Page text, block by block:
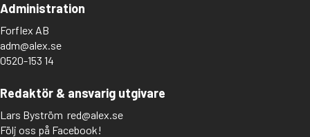
Administration
Forflex AB
adm@alex.se
0520-153 14
Redaktör & ansvarig utgivare
Lars Byström red@alex.se
Följ oss på Facebook!